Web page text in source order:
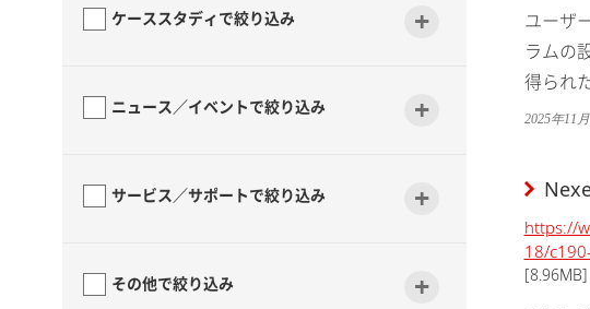
ケーススタディで絞り込み +
ニュース／イベントで絞り込み +
サービス／サポートで絞り込み +
その他で絞り込み +
ユーザ
ラムの
得られ
けます
2025年11
https://
18/
[8.96MB]